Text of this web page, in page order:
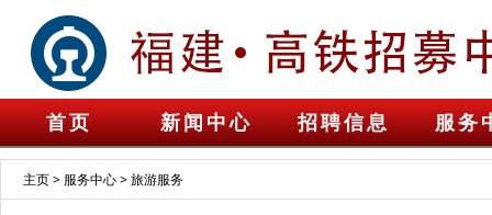
首页 新闻中心 招聘信息 服务
主页> 服务中心>旅游服务